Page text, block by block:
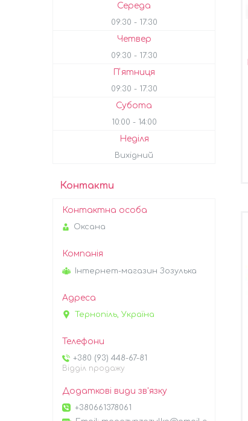
Середа
09:30 17:30
Четвер
09:30 17:30
Пʼятниця
09:30 17:30
Субота
10:00 14:00
Неділя
Вихідний
Контакти
Оксана
Інтернет-магазин Зозулька
Тернопіль, Україна
+380 (93) 448-67-81
Відділ продажу
+380661378061